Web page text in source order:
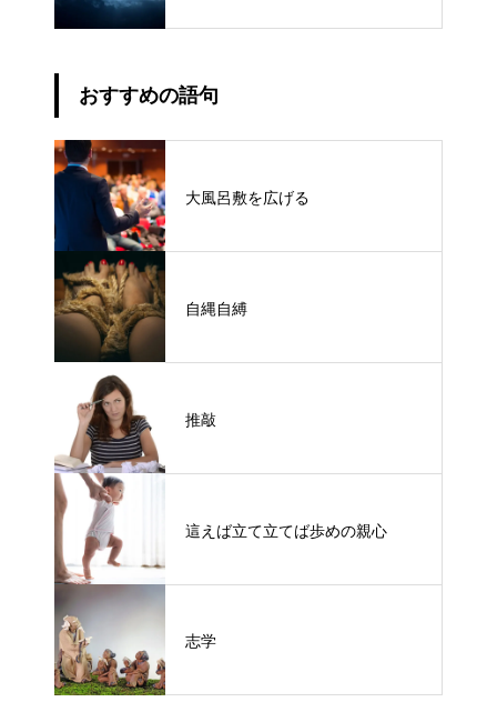
おすすめの語句
大風呂敷を広げる
自縄自縛
推敲
這えば立て立てば歩めの親心
志学